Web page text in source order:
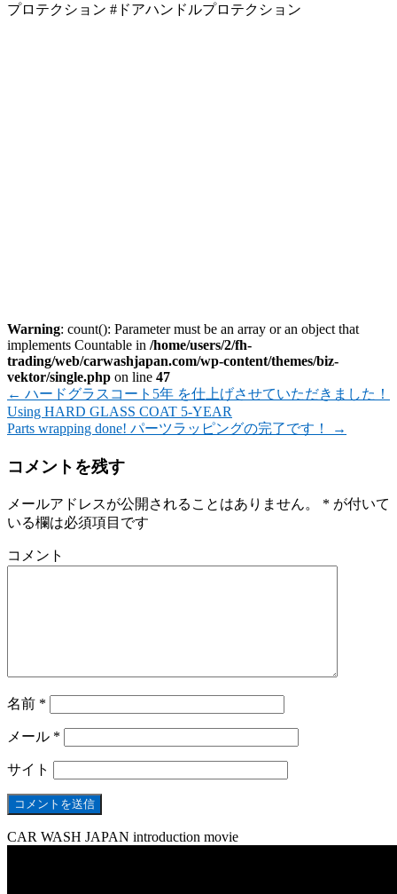
プロテクション #ドアハンドルプロテクション
Warning: count(): Parameter must be an array or an object that
implements Countable in /home/users/2/fh-
trading/web/carwashjapan.com/wp-content/themes/biz-
vektor/single.php on line 47
← ハードグラスコート5年 を仕上げさせていただきました！
Using HARD GLASS COAT 5-YEAR
Parts wrapping done! パーツラッピングの完了です！
→
コメントを残す
メールアドレスが公開されることはありません。 * が付いて
いる欄は必須項目です
コメント
名前 *
メール *
サイト
CAR WASH JAPAN introduction movie